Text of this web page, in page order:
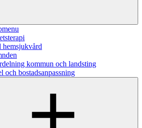
hemsjukvård
kommun och landsting
och bostadsanpassning